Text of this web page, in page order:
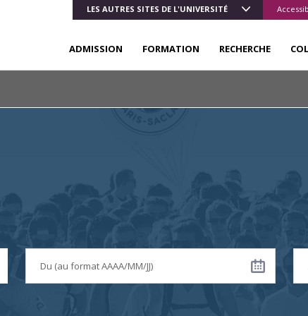
LES AUTRES SITES DE L'UNIVERSITÉ
ADMISSION FORMATION RECHERCHE